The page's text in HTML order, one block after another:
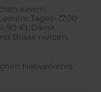
einem
Tages- (7,00
€). Damit
Busse nutzen.
Nahverkehrs